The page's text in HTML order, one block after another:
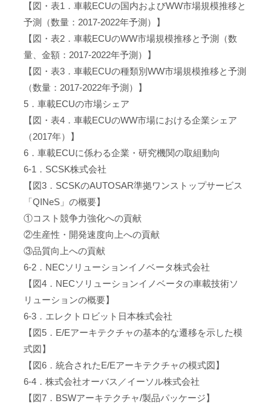
【図・表1．車載ECUの国内およびWW市場規模推移と
予測（数量：2017-2022年予測）】
【図・表2．車載ECUのWW市場規模推移と予測（数
量、金額：2017-2022年予測）】
【図・表3．車載ECUの種類別WW市場規模推移と予測
（数量：2017-2022年予測）】
5．車載ECUの市場シェア
【図・表4．車載ECUのWW市場における企業シェア
（2017年）】
6．車載ECUに係わる企業・研究機関の取組動向
6-1．SCSK株式会社
【図3．SCSKのAUTOSAR準拠ワンストップサービス
「QINeS」の概要】
①コスト競争力強化への貢献
②生産性・開発速度向上への貢献
③品質向上への貢献
6-2．NECソリューションイノベータ株式会社
【図4．NECソリューションイノベータの車載技術ソ
リューションの概要】
6-3．エレクトロビット日本株式会社
【図5．E/Eアーキテクチャの基本的な遷移を示した模
式図】
【図6．統合されたE/Eアーキテクチャの模式図】
6-4．株式会社オーバス／イーソル株式会社
【図7．BSWアーキテクチャ/製品パッケージ】